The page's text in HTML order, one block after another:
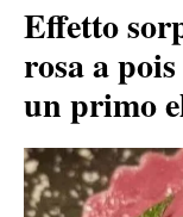
Effetto
rosa a
un primo